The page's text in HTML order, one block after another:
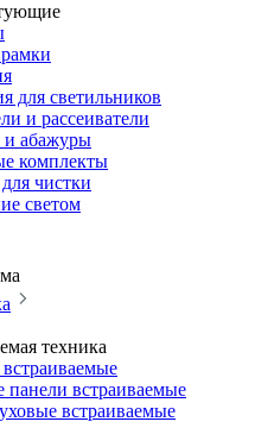
для светильников
и рассеиватели
абажуры
комплекты
чистки
светом
техника
панели встраиваемые
встраиваемые